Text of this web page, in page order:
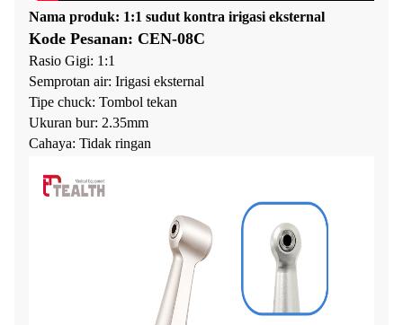
Nama produk: 1:1 sudut kontra irigasi eksternal
Kode Pesanan: CEN-08C
Rasio Gigi: 1:1
Semprotan air: Irigasi eksternal
Tipe chuck: Tombol tekan
Ukuran bur: 2.35mm
Cahaya: Tidak ringan